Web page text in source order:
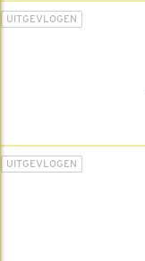
UITGEVLOGEN
UITGEVLOGEN